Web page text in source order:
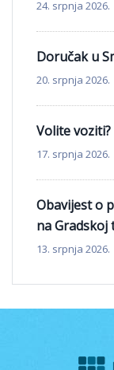
24. srpnja 2026.
Doručak u
20. srpnja 2026.
Volite
17. srpnja 2026.
Obavijest o
na Gradskoj
13. srpnja 2026.